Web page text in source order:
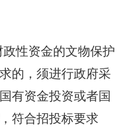
政性资金的文物保护
的，须进行政府采
有资金投资或者国
符合招投标要求